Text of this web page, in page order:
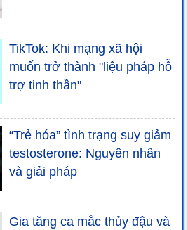
TikTok: Khi mạng xã hội
muốn trở thành "liệu pháp hỗ
trợ tinh thần"
“Trẻ hóa” tình trạng suy giảm
testosterone: Nguyên nhân
và giải pháp
Gia tăng ca mắc thủy đậu và